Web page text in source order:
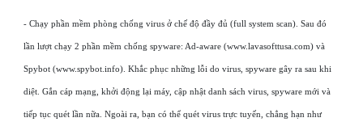
- Chạy phần mềm phòng chống virus ở chế độ đầy đủ (full system scan). Sau đó
lần lượt chạy 2 phần mềm chống spyware: Ad-aware (www.lavasofttusa.com) và
Spybot (www.spybot.info). Khắc phục những lỗi do virus, spyware gây ra sau khi
diệt. Gắn cáp mạng, khởi động lại máy, cập nhật danh sách virus, spyware mới và
tiếp tục quét lần nữa. Ngoài ra, bạn có thể quét virus trực tuyến, chẳng hạn như